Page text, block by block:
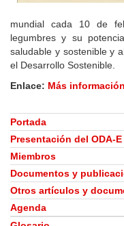
mundial cada 10 de
legumbres y su
saludable y sostenible y
el Desarrollo Sostenible.
Enlace: Más información
Portada
Presentación del ODA-E
Miembros
Documentos y
Otros artículos y
Agenda